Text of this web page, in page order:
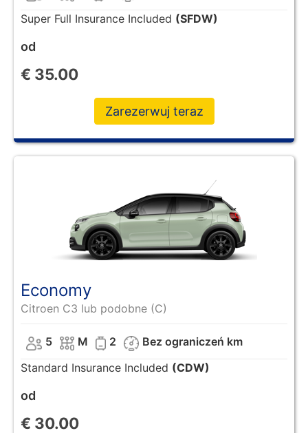
Super Full Insurance Included (SFDW)
od
€ 35.00
Zarezerwuj teraz
Economy
Citroen C3 lub podobne (C)
5 M 2
Bez ograniczeń km
Standard Insurance Included (CDW)
od
€ 30.00